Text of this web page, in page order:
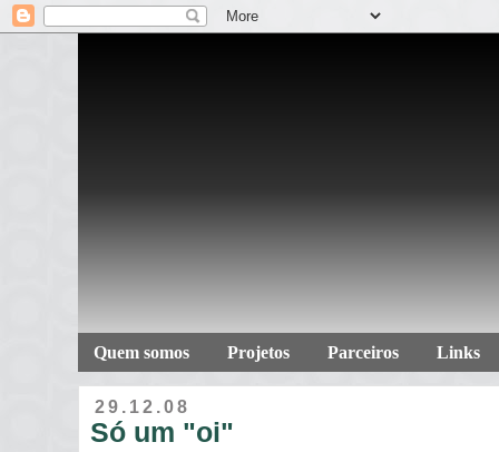
Quem somos Projetos Parceiros Links
29.12.08
Só um "oi"